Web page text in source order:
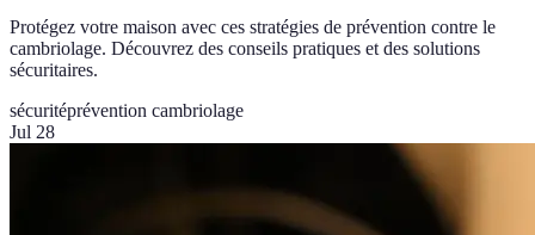
Protégez votre maison avec ces stratégies de prévention contre le
cambriolage. Découvrez des conseils pratiques et des solutions
sécuritaires.
sécuritéprévention cambriolage
Jul 28